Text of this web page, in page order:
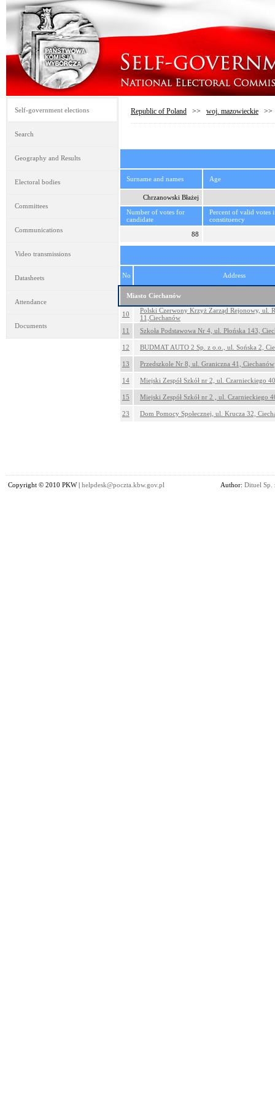
Self-government elections
Search
Geography and Results
Electoral bodies
Committees
Communications
Video transmissions
Datasheets
Attendance
Documents
Republic of Poland >> woj. mazowieckie
Surname and names Age
Chrzanowski Błażej
Number of votes for
candidate
Percent of valid votes
constituency
88
No Address
Miasto Ciechanów
10
Polski Czerwony Krzyż Zarząd Rejonowy, ul.
11,Ciechanów
11
Szkoła Podstawowa Nr 4, ul. Płońska 143,
12 BUDMAT AUTO 2 Sp. z o.o., ul. Sońska 2,
13 Przedszkole Nr 8, ul. Graniczna 41, Ciechanów
14 Miejski Zespół Szkół nr 2, ul. Czarnieckiego
15 Miejski Zespół Szkół nr 2 , ul. Czarnieckiego
23 Dom Pomocy Społecznej, ul. Krucza 32,
Copyright © 2010 PKW | helpdesk@poczta.kbw.gov.pl Author: Dituel Sp.